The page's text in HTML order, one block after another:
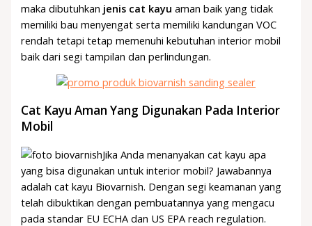
maka dibutuhkan jenis cat kayu aman baik yang tidak
memiliki bau menyengat serta memiliki kandungan VOC
rendah tetapi tetap memenuhi kebutuhan interior mobil
baik dari segi tampilan dan perlindungan.
Cat Kayu Aman Yang Digunakan Pada Interior
Mobil
Jika Anda menanyakan cat kayu apa
yang bisa digunakan untuk interior mobil? Jawabannya
adalah cat kayu Biovarnish. Dengan segi keamanan yang
telah dibuktikan dengan pembuatannya yang mengacu
pada standar EU ECHA dan US EPA reach regulation.